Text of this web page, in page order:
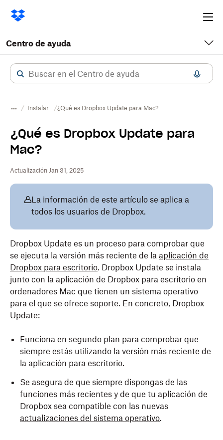
Centro de ayuda
Instalar ¿Qué es Dropbox Update para Mac?
¿Qué es Dropbox Update para
Mac?
Actualización Jan 31, 2025
La información de este artículo se aplica a
todos los usuarios de Dropbox.
Dropbox Update es un proceso para comprobar que
se ejecuta la versión más reciente de la aplicación de
Dropbox para escritorio. Dropbox Update se instala
junto con la aplicación de Dropbox para escritorio en
ordenadores Mac que tienen un sistema operativo
para el que se ofrece soporte. En concreto, Dropbox
Update:
Funciona en segundo plan para comprobar que
siempre estás utilizando la versión más reciente de
la aplicación para escritorio.
Se asegura de que siempre dispongas de las
funciones más recientes y de que tu aplicación de
Dropbox sea compatible con las nuevas
actualizaciones del sistema operativo.